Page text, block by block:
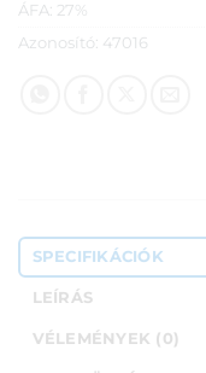
ÁFA: 27%
Azonosító: 47016
SPECIFIKÁCIÓK
LEÍRÁS
VÉLEMÉNYEK (0)